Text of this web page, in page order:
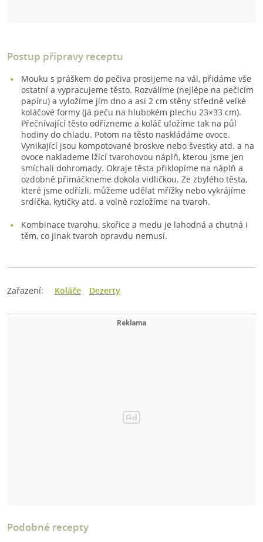
Postup přípravy receptu
Mouku s práškem do pečiva prosijeme na vál, přidáme vše
ostatní a vypracujeme těsto. Rozválíme (nejlépe na pečicím
papíru) a vyložíme jím dno a asi 2 cm stěny středně velké
koláčové formy (já peču na hlubokém plechu 23×33 cm).
Přečnívající těsto odřízneme a koláč uložíme tak na půl
hodiny do chladu. Potom na těsto naskládáme ovoce.
Vynikající jsou kompotované broskve nebo švestky atd. a na
ovoce naklademe lžící tvarohovou náplň, kterou jsme jen
smíchali dohromady. Okraje těsta přiklopíme na náplň a
ozdobně přimáčkneme dokola vidličkou. Ze zbylého těsta,
které jsme odřízli, můžeme udělat mřížky nebo vykrájíme
srdíčka, kytičky atd. a volně rozložíme na tvaroh.
Kombinace tvarohu, skořice a medu je lahodná a chutná i
těm, co jinak tvaroh opravdu nemusí.
Zařazení: Koláče Dezerty
Podobné recepty